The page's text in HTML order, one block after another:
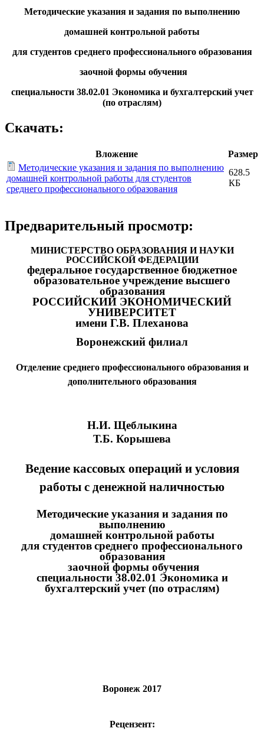
Методические указания и задания по выполнению
домашней контрольной работы
для студентов среднего профессионального образования
заочной формы обучения
специальности 38.02.01 Экономика и бухгалтерский учет
(по отраслям)
Скачать:
Вложение
Размер
Методические указания и задания по выполнению
домашней контрольной работы для студентов
среднего профессионального образования
628.5
КБ
Предварительный просмотр:
МИНИСТЕРСТВО ОБРАЗОВАНИЯ И НАУКИ
РОССИЙСКОЙ ФЕДЕРАЦИИ
федеральное государственное бюджетное
образовательное учреждение высшего
образования
РОССИЙСКИЙ ЭКОНОМИЧЕСКИЙ
УНИВЕРСИТЕТ
имени Г.В. Плеханова
Воронежский филиал
Отделение среднего профессионального образования и
дополнительного образования
Н.И. Щеблыкина
Т.Б. Корышева
Ведение кассовых операций и условия
работы с денежной наличностью
Методические указания и задания по
выполнению
домашней контрольной работы
для студентовсреднего профессионального
образования
заочной формы обучения
специальности 38.02.01 Экономика и
бухгалтерский учет (по отраслям)
Воронеж 2017
Рецензент: